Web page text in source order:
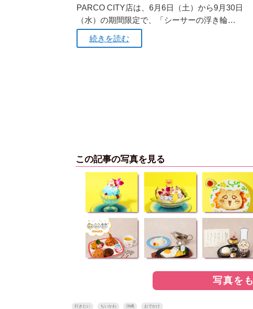
PARCO CITY店は、6月6日（土）から9月30日
（水）の期間限定で、「シーサーの浮き輪…
続きを読む
この記事の写真を見る
写真を
行きたい ちいかわ 沖縄 おでかけ